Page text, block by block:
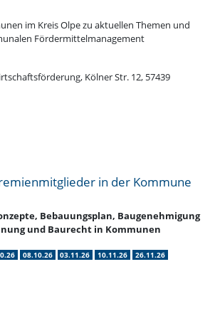
im Kreis Olpe zu aktuellen Themen und
Fördermittelmanagement
Kölner Str. 12, 57439
in der Kommune
Bebau­ungsplan, Bauge­neh­migung
und Baurecht in Kommunen
08.10.26 03.11.26 10.11.26 26.11.26